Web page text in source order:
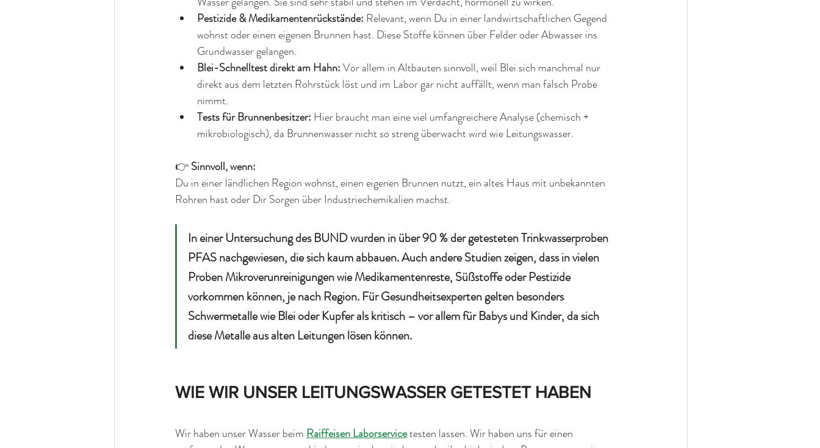
Pestizide & Medikamentenrückstände: Relevant, wenn Du in einer landwirtschaftlichen Gegend
wohnst oder einen eigenen Brunnen hast. Diese Stoffe können über Felder oder Abwasser ins
Grundwasser gelangen.
Blei-Schnelltest direkt am Hahn: Vor allem in Altbauten sinnvoll, weil Blei sich manchmal nur
direkt aus dem letzten Rohrstück löst und im Labor gar nicht auffällt, wenn man falsch Probe
nimmt.
Tests für Brunnenbesitzer: Hier braucht man eine viel umfangreichere Analyse (chemisch +
mikrobiologisch), da Brunnenwasser nicht so streng überwacht wird wie Leitungswasser.
👉 Sinnvoll, wenn:
Du in einer ländlichen Region wohnst, einen eigenen Brunnen nutzt, ein altes Haus mit unbekannten
Rohren hast oder Dir Sorgen über Industriechemikalien machst.
In einer Untersuchung des BUND wurden in über 90 % der getesteten Trinkwasserproben
PFAS nachgewiesen, die sich kaum abbauen. Auch andere Studien zeigen, dass in vielen
Proben Mikroverunreinigungen wie Medikamentenreste, Süßstoffe oder Pestizide
vorkommen können, je nach Region. Für Gesundheitsexperten gelten besonders
Schwermetalle wie Blei oder Kupfer als kritisch – vor allem für Babys und Kinder, da sich
diese Metalle aus alten Leitungen lösen können.
WIE WIR UNSER LEITUNGSWASSER GETESTET HABEN
Wir haben unser Wasser beim Raiffeisen Laborservice testen lassen. Wir haben uns für einen